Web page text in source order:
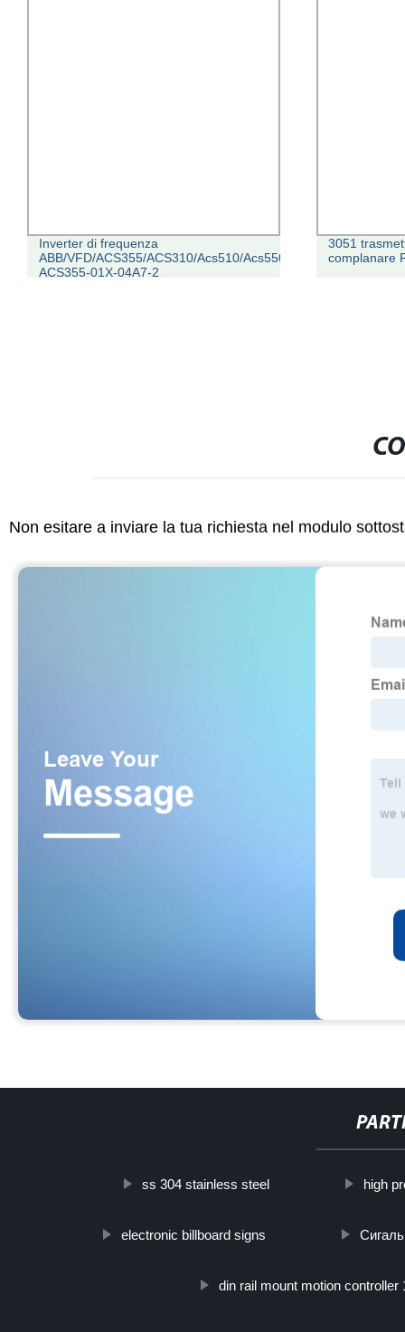
Inverter di frequenza
ABB/VFD/ACS355/ACS310/Acs510/Acs550/Acs580/Acs55/
ACS355-01X-04A7-2
3051
complanare
Non esitare a inviare la tua richiesta nel modulo
ss 304 stainless steel high
electronic billboard signs
din rail mount motion controller